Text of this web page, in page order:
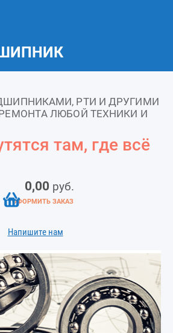
РТИ И ДРУГИМИ
ЛЮБОЙ ТЕХНИКИ И
там, где всё
0,00 руб.
ОФОРМИТЬ ЗАКАЗ
Напишите нам